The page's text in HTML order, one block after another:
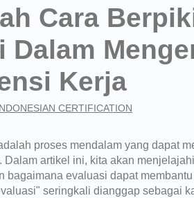
Cara
Dalam
Kerja
INDONESIAN CERTIFICATION
proses mendalam yang dapat
Dalam artikel ini, kita akan
bagaimana evaluasi dapat
seringkali dianggap sebagai